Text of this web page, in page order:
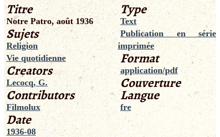
Titre
Notre Patro, août 1936
Sujets
Religion
Vie quotidienne
Creators
Lecocq, G.
Contributors
Filmolux
Date
1936-08
Type
Text
Publication en série
imprimée
Format
application/pdf
Couverture
Langue
fre